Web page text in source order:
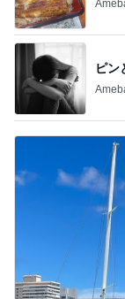
ピン